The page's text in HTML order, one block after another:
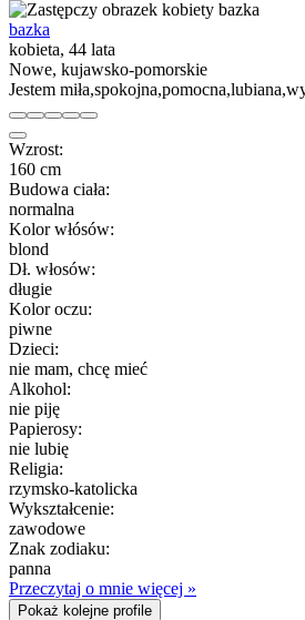
bazka
kobieta, 44 lata
Nowe, kujawsko-pomorskie
Jestem
Wzrost:
160 cm
Budowa ciała:
normalna
Kolor włósów:
blond
Dł. włosów:
długie
Kolor oczu:
piwne
Dzieci:
nie mam, chcę mieć
Alkohol:
nie piję
Papierosy:
nie lubię
Religia:
rzymsko-katolicka
Wykształcenie:
zawodowe
Znak zodiaku:
panna
Przeczytaj o mnie więcej »
Pokaż kolejne profile